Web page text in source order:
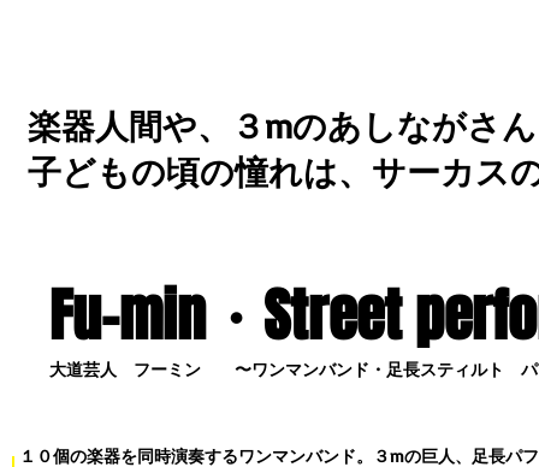
楽器人間や、３mのあしながさ
子どもの頃の憧れは、サーカス
Fu-min・Street
大道芸人 フーミン 〜ワンマンバンド・足長スティルト パ
１０個の楽器を同時演奏するワンマンバンド。３mの巨人、足長パ